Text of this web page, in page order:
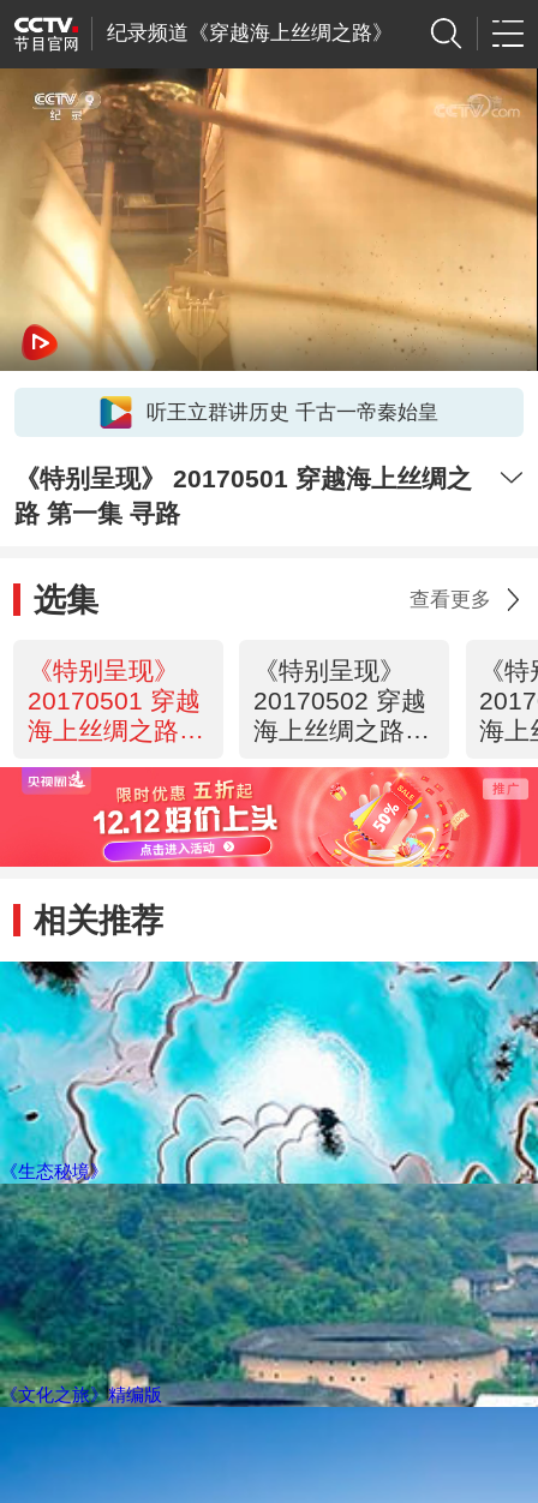
纪录频道《穿越海上丝绸之路》
听王立群讲历史 千古一帝秦始皇
《特别呈现》 20170501 穿越海上丝绸之
路 第一集 寻路
选集 查看更多
《特别呈现》
20170501 穿越
海上丝绸之路
《特别呈现》
20170502 穿越
海上丝绸之路
《
海上
相关推荐
《生态秘境》
《文化之旅》精编版